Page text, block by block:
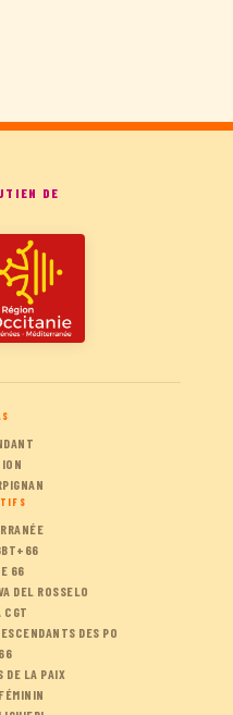
DE
66
DEL ROSSELO
CGT
DES PO
DE LA PAIX